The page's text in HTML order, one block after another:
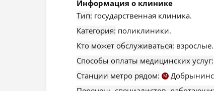
Информация о клинике
Тип: государственная клиника.
Категория: поликлиники.
Кто может обслуживаться: взрослые.
Способы оплаты медицинских услуг:
Станции метро рядом:
М